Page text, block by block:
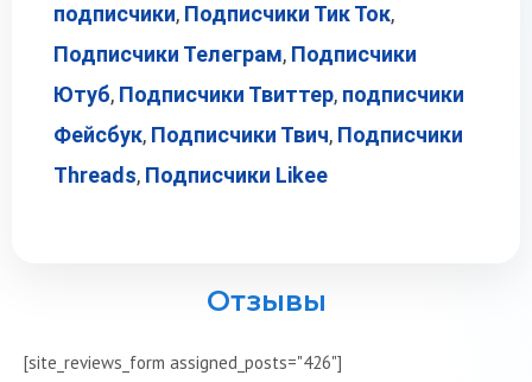
подписчики, Подписчики Тик Ток,
Подписчики Телеграм, Подписчики
Ютуб, Подписчики Твиттер, подписчики
Фейсбук, Подписчики Твич, Подписчики
Threads, Подписчики Likee
Отзывы
[site_reviews_form assigned_posts="426"]